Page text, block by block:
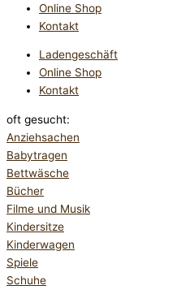
Online Shop
Kontakt
Ladengeschäft
Online Shop
Kontakt
oft gesucht:
Anziehsachen
Babytragen
Bettwäsche
Bücher
Filme und Musik
Kindersitze
Kinderwagen
Spiele
Schuhe